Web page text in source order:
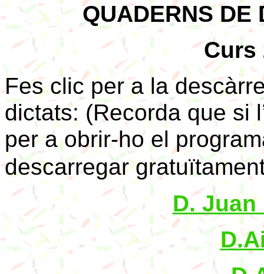
QUADERNS DE
Curs
Fes clic per a la
dictats: (Recorda que si
per a obrir-ho el
descarregar
D.